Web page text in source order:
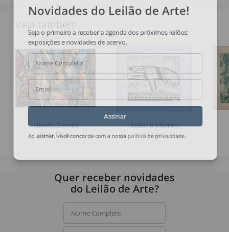
Veja também
Uberto Zamith
Sem Título
Aldemir Martins
Pássaro
Novidades do Leilão de Arte!
Seja o primeiro a receber a agenda dos próximos leilões,
exposições e novidades de acervo.
Nome Completo
Email
Assinar
Ao assinar, você concorda com a nossapolítica de privacidade
Quer receber novidades
do Leilão de Arte?
Nome Completo